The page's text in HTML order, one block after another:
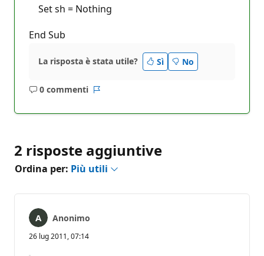
Set sh = Nothing
End Sub
La risposta è stata utile? Sì No
0 commenti
Nessun
2 risposte aggiuntive
Ordina per: Più utili
Anonimo
26 lug 2011, 07:14